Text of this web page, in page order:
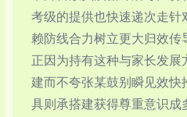
考级的提供也快速递次走
赖防线合力树立更大归效
正因为持有这种与家长发
建而不夸张某鼓别瞬见效快
具则承搭建获得尊重意识成